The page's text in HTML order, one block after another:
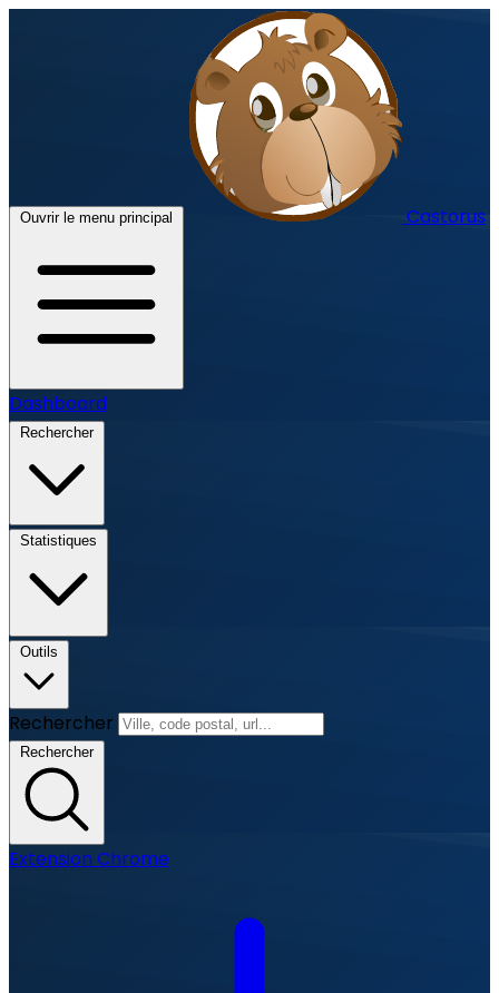
Ouvrir le menu principal Castorus
Dashboard
Rechercher
Statistiques
Outils
Rechercher
Rechercher
Extension Chrome